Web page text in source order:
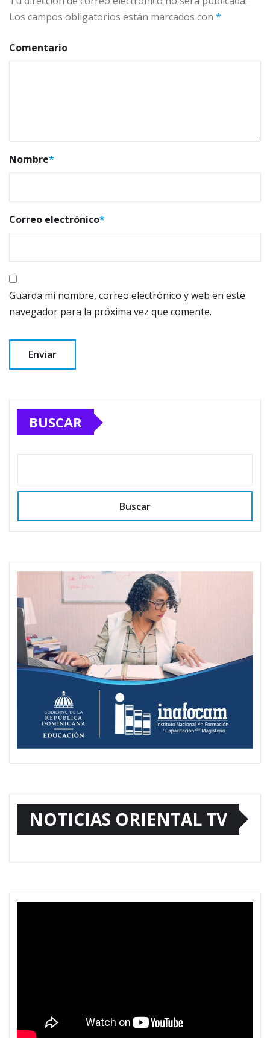
Los campos obligatorios están marcados con *
Comentario
Nombre*
Correo electrónico*
Guarda mi nombre, correo electrónico y web en este
navegador para la próxima vez que comente.
BUSCAR
Buscar
NOTICIAS ORIENTAL TV